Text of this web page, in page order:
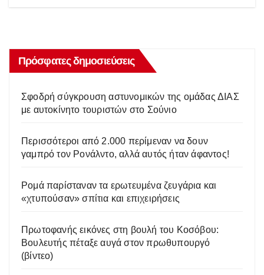
Πρόσφατες δημοσιεύσεις
Σφοδρή σύγκρουση αστυνομικών της ομάδας ΔΙΑΣ
με αυτοκίνητο τουριστών στο Σούνιο
Περισσότεροι από 2.000 περίμεναν να δουν
γαμπρό τον Ρονάλντο, αλλά αυτός ήταν άφαντος!
Ρομά παρίσταναν τα ερωτευμένα ζευγάρια και
«χτυπούσαν» σπίτια και επιχειρήσεις
Πρωτοφανής εικόνες στη βουλή του Κοσόβου:
Βουλευτής πέταξε αυγά στον πρωθυπουργό
(βίντεο)